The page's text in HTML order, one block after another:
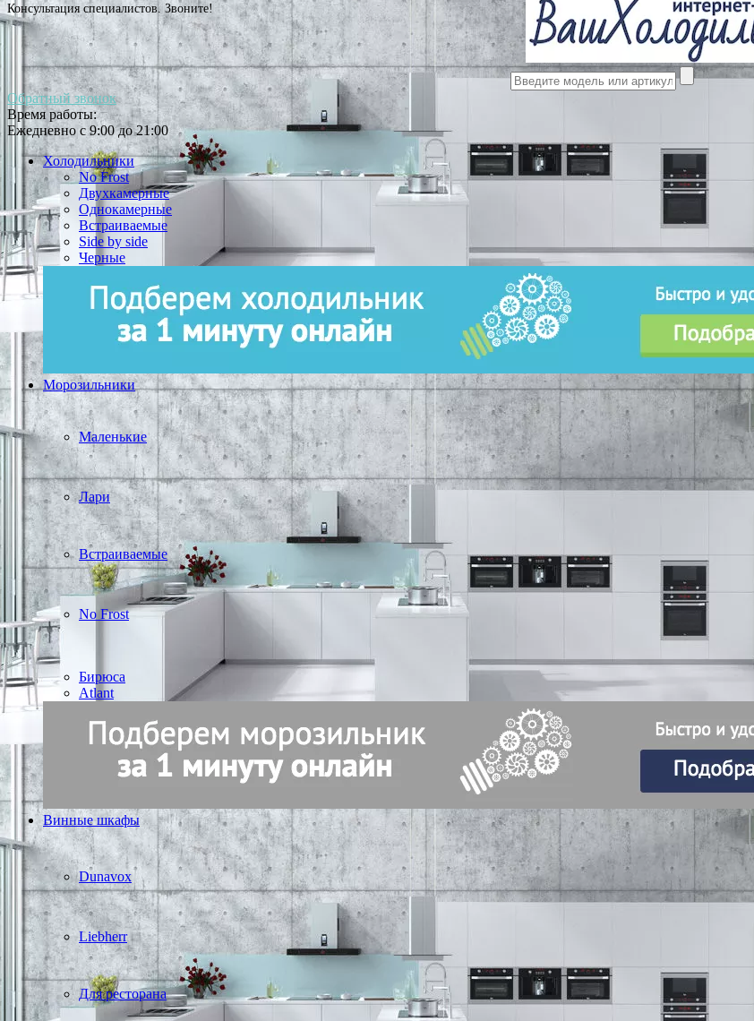
Консультация специалистов. Звоните!
Обратный звонок
Время работы:
Ежедневно с 9:00 до 21:00
Холодильники
No Frost
Двухкамерные
Однокамерные
Встраиваемые
Side by side
Черные
Морозильники
Маленькие
Лари
Встраиваемые
No Frost
Бирюса
Atlant
Винные шкафы
Dunavox
Liebherr
Для ресторана